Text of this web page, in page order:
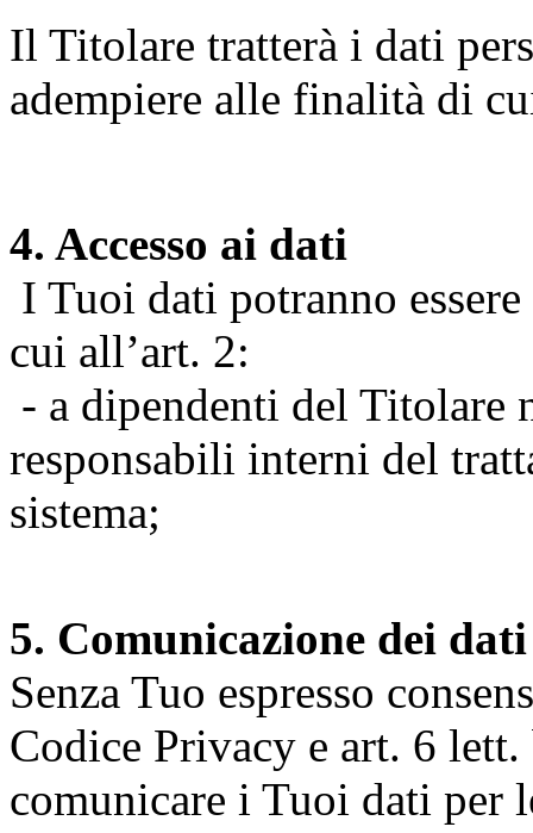
Il Titolare tratterà i dati
adempiere alle finalità di
4. Accesso ai dati
I Tuoi dati potranno
cui all’art. 2:
- a dipendenti del Titolare
responsabili interni del
sistema;
5. Comunicazione dei dati
Senza Tuo espresso
Codice Privacy e art. 6
comunicare i Tuoi dati per